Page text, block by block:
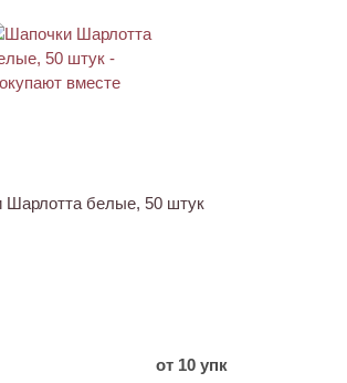
Шарлотта белые, 50 штук
от 10 упк